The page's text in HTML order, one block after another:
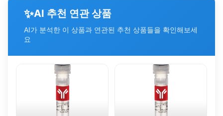
✨AI 추천 연관 상품
AI가 분석한 이 상품과 연관된 추천 상품들을 확인해보세
요